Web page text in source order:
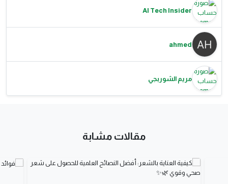
AI Tech Insider
ahmed
مريم الشوربجي
مقالات مشابة